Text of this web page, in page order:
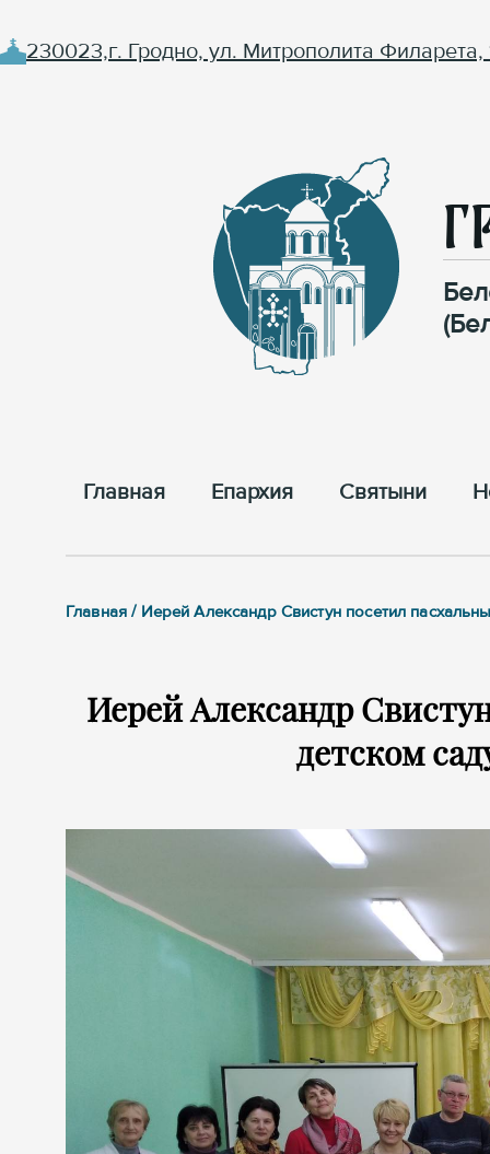
230023,г. Гродно, ул. Митрополита Филарета,
Главная Епархия Cвятыни
Главная / Иерей Александр Свистун посетил
Иерей Александр
детском